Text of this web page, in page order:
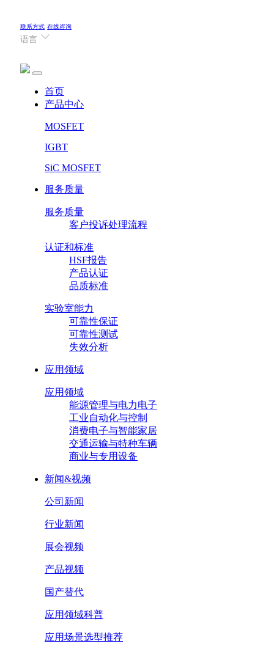
联系方式 在线咨询
语言
首页(current)
产品中心
MOSFET
IGBT
SiC MOSFET
服务质量
服务质量
客户投诉处理流程
认证和标准
HSF报告
产品认证
品质标准
实验室能力
可靠性保证
可靠性测试
失效分析
应用领域
应用领域
能源管理与电力电子
工业自动化与控制
消费电子与智能家居
交通运输与特种车辆
商业与专用设备
新闻&视频
公司新闻
行业新闻
展会视频
产品视频
国产替代
应用领域科普
应用场景选型推荐